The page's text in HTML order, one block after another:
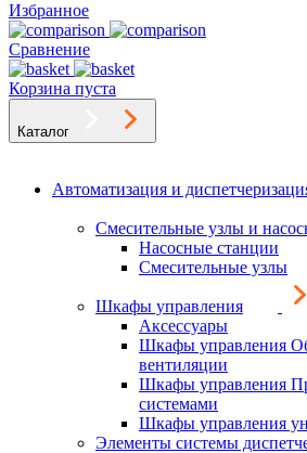
Избранное
Сравнение
Корзина пуста
Каталог
Автоматизация и
Смесительные узлы и
Насосные станции
Смесительные узлы
Шкафы управления
Аксессуары
Шкафы управления
вентиляции
Шкафы управления
системами
Шкафы управления
Элементы системы